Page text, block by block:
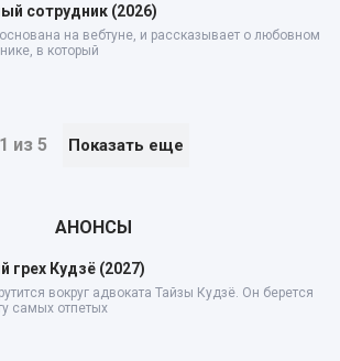
сотрудник (2026)
на вебтуне, и рассказывает о любовном
в который
1 из 5 Показать еще
АНОНСЫ
грех Кудзё (2027)
вокруг адвоката Тайзы Кудзё. Он берется
самых отпетых